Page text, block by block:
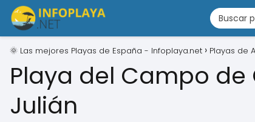
🌞 Las mejores Playas de España - Infoplaya.net Playas de
Playa del Campo
Julián